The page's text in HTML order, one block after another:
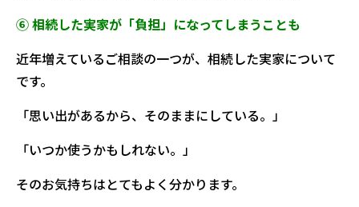
⑥ 相続した実家が「負担」になってしまうことも
近年増えているご相談の一つが、相続した実家について
です。
「思い出があるから、そのままにしている。」
「いつか使うかもしれない。」
そのお気持ちはとてもよく分かります。